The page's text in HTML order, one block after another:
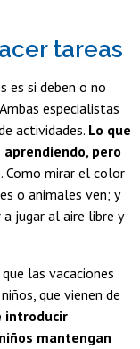
tareas
es si deben o no
especialistas
actividades. Lo que
pero
. Como mirar el color
o animales ven; y
jugar al aire libre y
las vacaciones
que vienen de
introducir
mantengan